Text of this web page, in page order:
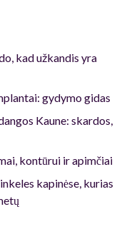
kad užkandis yra
gydymo gidas
Kaune: skardos,
kontūrui ir apimčiai
kapinėse, kurias